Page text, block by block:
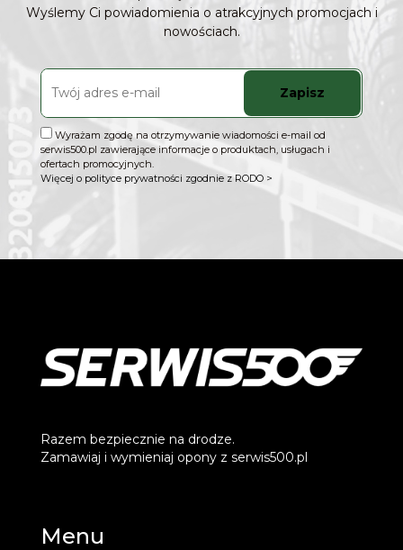
Wyślemy Ci powiadomienia o atrakcyjnych promocjach i
nowościach.
Zapisz
Wyrażam zgodę na otrzymywanie wiadomości e-mail od
serwis500.pl zawierające informacje o produktach, usługach i
ofertach promocyjnych.
Więcej o polityce prywatności zgodnie z RODO >
Razem bezpiecznie na drodze.
Zamawiaj i wymieniaj opony z serwis500.pl
Menu